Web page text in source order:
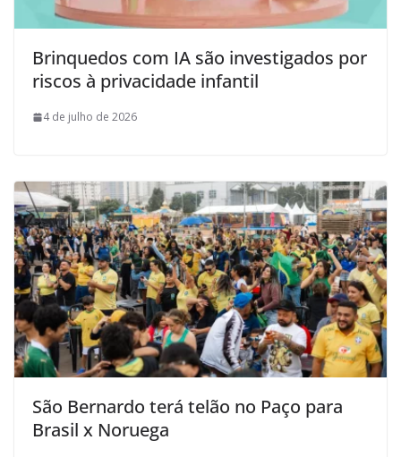
Brinquedos com IA são investigados por
riscos à privacidade infantil
4 de julho de 2026
São Bernardo terá telão no Paço para
Brasil x Noruega